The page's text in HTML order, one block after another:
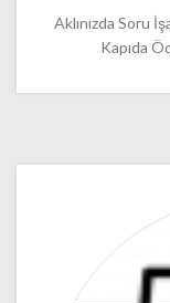
Aklınızda Soru
Kapıda